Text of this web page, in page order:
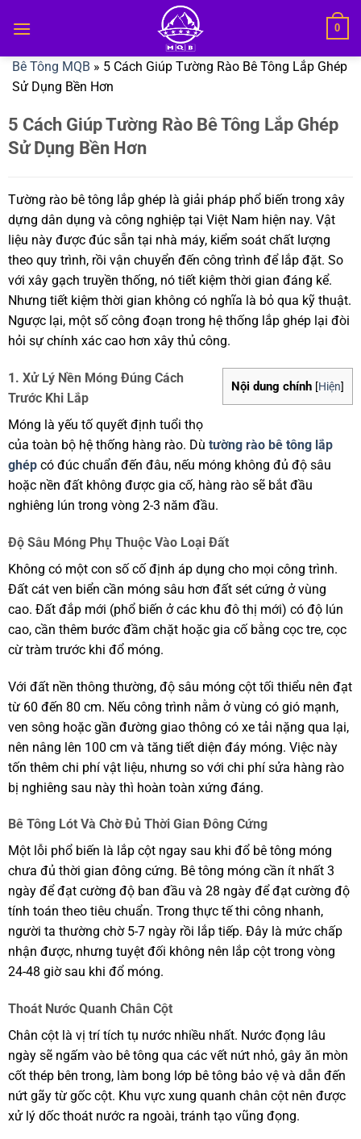
qua
dung
0
Bê Tông MQB » 5 Cách Giúp Tường Rào Bê Tông Lắp Ghép
Sử Dụng Bền Hơn
5 Cách Giúp Tường Rào Bê Tông Lắp Ghép
Sử Dụng Bền Hơn
Tường rào bê tông lắp ghép là giải pháp phổ biến trong xây
dựng dân dụng và công nghiệp tại Việt Nam hiện nay. Vật
liệu này được đúc sẵn tại nhà máy, kiểm soát chất lượng
theo quy trình, rồi vận chuyển đến công trình để lắp đặt. So
với xây gạch truyền thống, nó tiết kiệm thời gian đáng kể.
Nhưng tiết kiệm thời gian không có nghĩa là bỏ qua kỹ thuật.
Ngược lại, một số công đoạn trong hệ thống lắp ghép lại đòi
hỏi sự chính xác cao hơn xây thủ công.
Nội dung chính [Hiện]
1. Xử Lý Nền Móng Đúng Cách
Trước Khi Lắp
Móng là yếu tố quyết định tuổi thọ
của toàn bộ hệ thống hàng rào. Dù tường rào bê tông lắp
ghépcó đúc chuẩn đến đâu, nếu móng không đủ độ sâu
hoặc nền đất không được gia cố, hàng rào sẽ bắt đầu
nghiêng lún trong vòng 2-3 năm đầu.
Độ Sâu Móng Phụ Thuộc Vào Loại Đất
Không có một con số cố định áp dụng cho mọi công trình.
Đất cát ven biển cần móng sâu hơn đất sét cứng ở vùng
cao. Đất đắp mới (phổ biến ở các khu đô thị mới) có độ lún
cao, cần thêm bước đầm chặt hoặc gia cố bằng cọc tre, cọc
cừ tràm trước khi đổ móng.
Với đất nền thông thường, độ sâu móng cột tối thiểu nên đạt
từ 60 đến 80 cm. Nếu công trình nằm ở vùng có gió mạnh,
ven sông hoặc gần đường giao thông có xe tải nặng qua lại,
nên nâng lên 100 cm và tăng tiết diện đáy móng. Việc này
tốn thêm chi phí vật liệu, nhưng so với chi phí sửa hàng rào
bị nghiêng sau này thì hoàn toàn xứng đáng.
Bê Tông Lót Và Chờ Đủ Thời Gian Đông Cứng
Một lỗi phổ biến là lắp cột ngay sau khi đổ bê tông móng
chưa đủ thời gian đông cứng. Bê tông móng cần ít nhất 3
ngày để đạt cường độ ban đầu và 28 ngày để đạt cường độ
tính toán theo tiêu chuẩn. Trong thực tế thi công nhanh,
người ta thường chờ 5-7 ngày rồi lắp tiếp. Đây là mức chấp
nhận được, nhưng tuyệt đối không nên lắp cột trong vòng
24-48 giờ sau khi đổ móng.
Thoát Nước Quanh Chân Cột
Chân cột là vị trí tích tụ nước nhiều nhất. Nước đọng lâu
ngày sẽ ngấm vào bê tông qua các vết nứt nhỏ, gây ăn mòn
cốt thép bên trong, làm bong lớp bê tông bảo vệ và dẫn đến
nứt gãy từ gốc cột. Khu vực xung quanh chân cột nên được
xử lý dốc thoát nước ra ngoài, tránh tạo vũng đọng.